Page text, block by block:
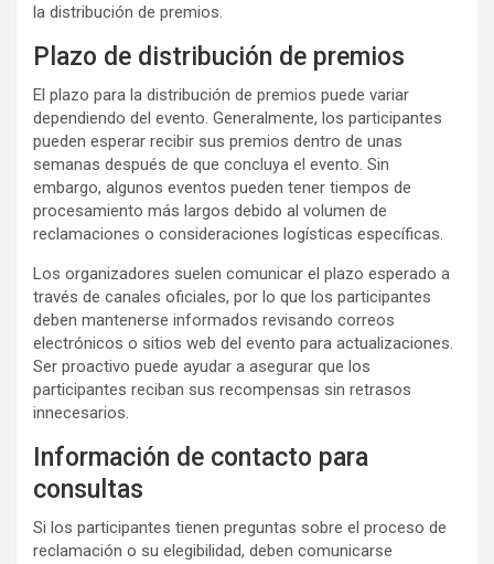
la distribución de premios.
Plazo de distribución de premios
El plazo para la distribución de premios puede variar
dependiendo del evento. Generalmente, los participantes
pueden esperar recibir sus premios dentro de unas
semanas después de que concluya el evento. Sin
embargo, algunos eventos pueden tener tiempos de
procesamiento más largos debido al volumen de
reclamaciones o consideraciones logísticas específicas.
Los organizadores suelen comunicar el plazo esperado a
través de canales oficiales, por lo que los participantes
deben mantenerse informados revisando correos
electrónicos o sitios web del evento para actualizaciones.
Ser proactivo puede ayudar a asegurar que los
participantes reciban sus recompensas sin retrasos
innecesarios.
Información de contacto para
consultas
Si los participantes tienen preguntas sobre el proceso de
reclamación o su elegibilidad, deben comunicarse